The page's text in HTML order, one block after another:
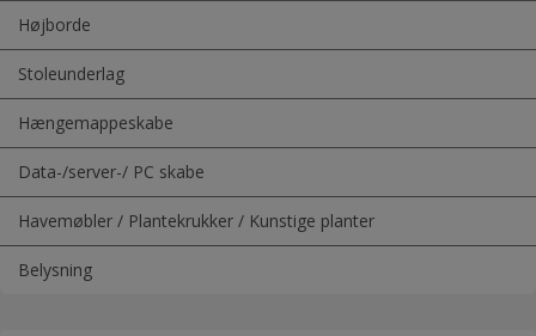
Højborde
Stoleunderlag
Hængemappeskabe
Data-/server-/ PC skabe
Havemøbler / Plantekrukker / Kunstige planter
Belysning